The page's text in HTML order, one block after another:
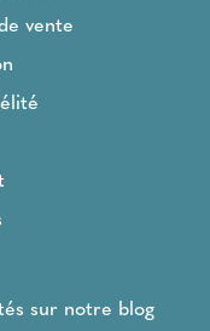
vente
sur notre blog